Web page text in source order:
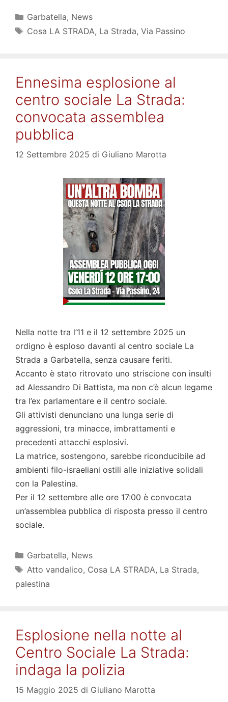
Categorie
Garbatella, News
Tag
Cosa LA STRADA, La Strada, Via Passino
Ennesima esplosione al
centro sociale La Strada:
convocata assemblea
pubblica
12 Settembre 2025 di Giuliano Marotta
Nella notte tra l’11 e il 12 settembre 2025 un
ordigno è esploso davanti al centro sociale La
Strada a Garbatella, senza causare feriti.
Accanto è stato ritrovato uno striscione con insulti
ad Alessandro Di Battista, ma non c’è alcun legame
tra l’ex parlamentare e il centro sociale.
Gli attivisti denunciano una lunga serie di
aggressioni, tra minacce, imbrattamenti e
precedenti attacchi esplosivi.
La matrice, sostengono, sarebbe riconducibile ad
ambienti filo-israeliani ostili alle iniziative solidali
con la Palestina.
Per il 12 settembre alle ore 17:00 è convocata
un’assemblea pubblica di risposta presso il centro
sociale.
Categorie
Garbatella, News
Tag
Atto vandalico, Cosa LA STRADA, La Strada,
palestina
Esplosione nella notte al
Centro Sociale La Strada:
indaga la polizia
15 Maggio 2025 di Giuliano Marotta